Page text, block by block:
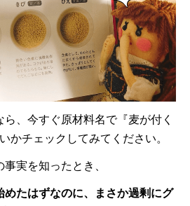
、今すぐ原材料名で『麦が付く
かチェックしてみてください。
実を知ったとき、
めたはずなのに、まさか過剰にグ